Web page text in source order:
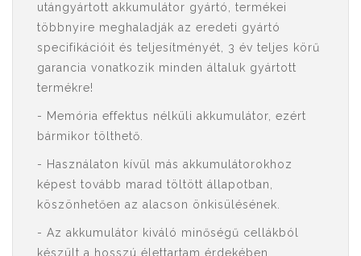
utángyártott akkumulátor gyártó, termékei
többnyire meghaladják az eredeti gyártó
specifikációit és teljesítményét, 3 év teljes körű
garancia vonatkozik minden általuk gyártott
termékre!
- Memória effektus nélküli akkumulátor, ezért
bármikor tölthető.
- Használaton kívül más akkumulátorokhoz
képest tovább marad töltött állapotban,
köszönhetően az alacson önkisülésének.
- Az akkumulátor kiváló minőségű cellákból
készült a hosszú élettartam érdekében.